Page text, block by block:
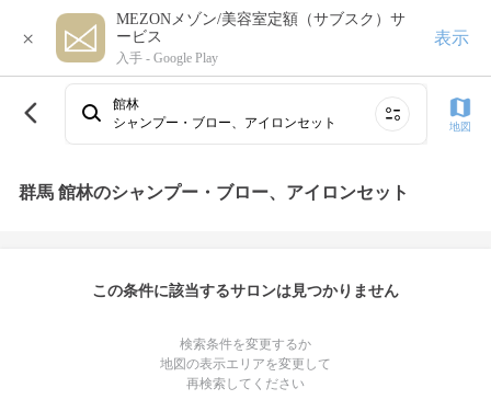
×
MEZONメゾン/美容室定額（サブスク）サ
ービス
入手 - Google Play
表示
館林
シャンプー・ブロー、アイロンセット
地図
群馬 館林のシャンプー・ブロー、アイロンセット
この条件に該当するサロンは見つかりません
検索条件を変更するか
地図の表示エリアを変更して
再検索してください